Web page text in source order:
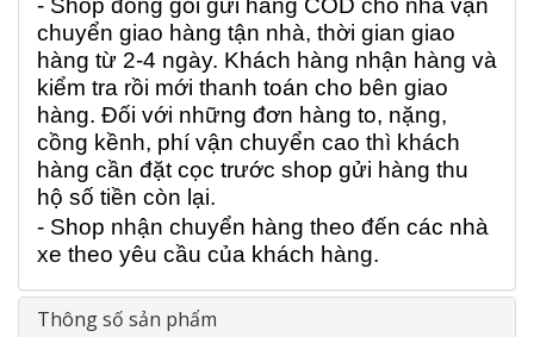
- Shop đóng gói gửi hàng COD cho nhà vận
chuyển giao hàng tận nhà, thời gian giao
hàng từ 2-4 ngày. Khách hàng nhận hàng và
kiểm tra rồi mới thanh toán cho bên giao
hàng. Đối với những đơn hàng to, nặng,
cồng kềnh, phí vận chuyển cao thì khách
hàng cần đặt cọc trước shop gửi hàng thu
hộ số tiền còn lại.
- Shop nhận chuyển hàng theo đến các nhà
xe theo yêu cầu của khách hàng.
Thông số sản phẩm